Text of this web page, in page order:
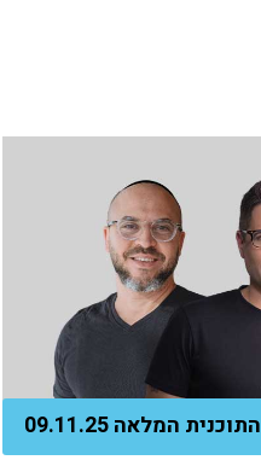
התוכנית המלאה 09.11.25